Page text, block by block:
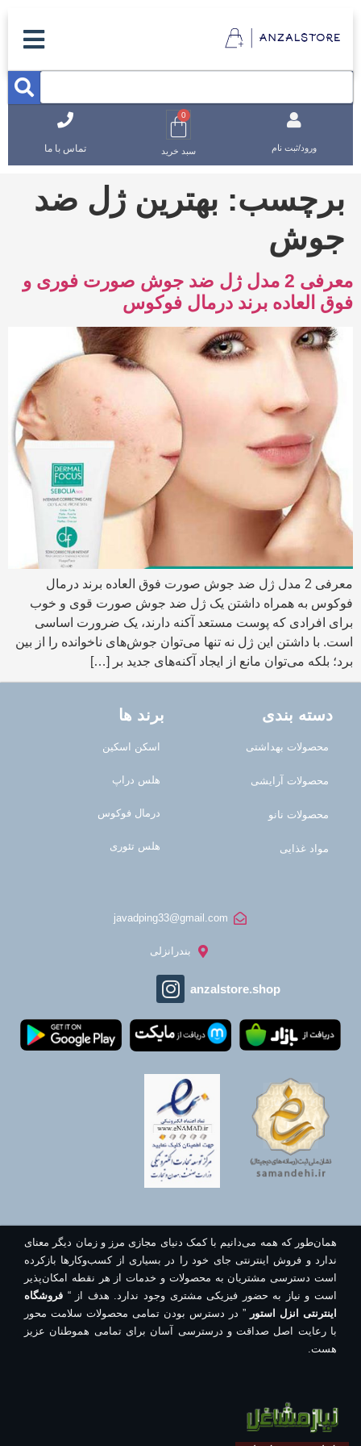
ورود/ثبت نام
0
سبد خرید تماس با ما
برچسب: بهترین ژل ضد
جوش
معرفی 2 مدل ژل ضد جوش صورت فوری و
فوق العاده برند درمال فوکوس
معرفی 2 مدل ژل ضد جوش صورت فوق العاده برند درمال
فوکوس به همراه داشتن یک ژل ضد جوش صورت قوی و خوب
برای افرادی که پوست مستعد آکنه دارند، یک ضرورت اساسی
است. با داشتن این ژل نه تنها می‌توان جوش‌های ناخوانده را از بین
برد؛ بلکه می‌توان مانع از ایجاد آکنه‌های جدید بر […]
دسته بندی
محصولات بهداشتی
محصولات آرایشی
محصولات نانو
مواد غذایی
برند ها
اسکن اسکین
هلس دراپ
درمال فوکوس
هلس تئوری
javadping33@gmail.com
بندرانزلی
anzalstore.shop
همان‌طور که همه می‌دانیم با کمک دنیای مجازی مرز و زمان دیگر معنای
ندارد و فروش اینترنتی جای خود را در بسیاری از کسب‌وکارها بازکرده
است دسترسی مشتریان به محصولات و خدمات از هر نقطه امکان‌پذیر
است و نیاز به حضور فیزیکی مشتری وجود ندارد. هدف از “ فروشگاه
اینترنتی انزل استور ” در دسترس بودن تمامی محصولات سلامت محور
با رعایت اصل صداقت و درسترسی آسان برای تمامی هموطنان عزیز
هست.